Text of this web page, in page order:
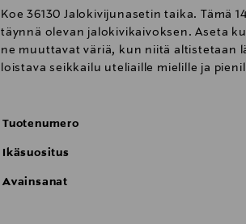
Koe 36130 Jalokivijunasetin taika. Tämä
täynnä olevan jalokivikaivoksen. Aseta
ne muuttavat väriä, kun niitä altistetaan
loistava seikkailu uteliaille mielille ja
Tuotenumero
Ikäsuositus
Avainsanat